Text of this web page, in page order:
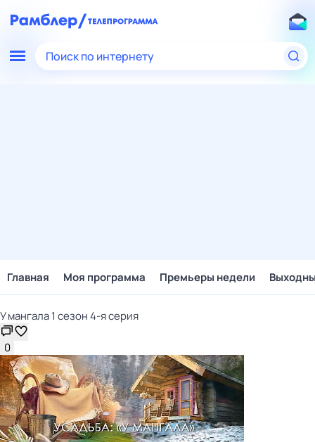
Поиск по интернету
Главная Моя программа Премьеры недели
У мангала 1 сезон 4-я серия
0